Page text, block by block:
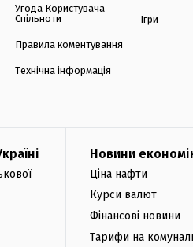
Угода Користувача
Спільноти
Правила коментування
Технічна інформація
Ігри
Новини
Ціна нафти
Курси валют
Фінансові новини
Тарифи на